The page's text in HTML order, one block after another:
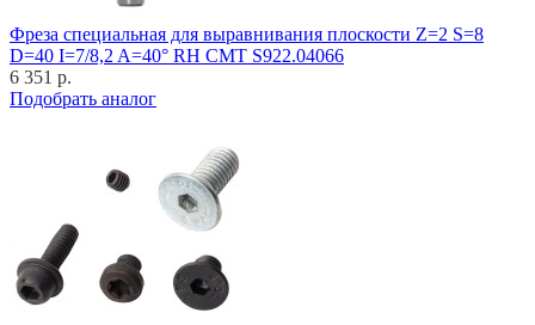
Фреза специальная для выравнивания плоскости Z=2 S=8
D=40 I=7/8,2 A=40° RH CMT S922.04066
6 351 р.
Подобрать аналог